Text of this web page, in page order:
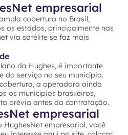
empresarial
cobertura no Brasil,
os estados, principalmente nas
via satélite se faz mais
da Hughes, é importante
do serviço no seu município.
a operadora ainda
os municípios brasileiros,
prévia antes da contratação.
empresarial
empresarial, você